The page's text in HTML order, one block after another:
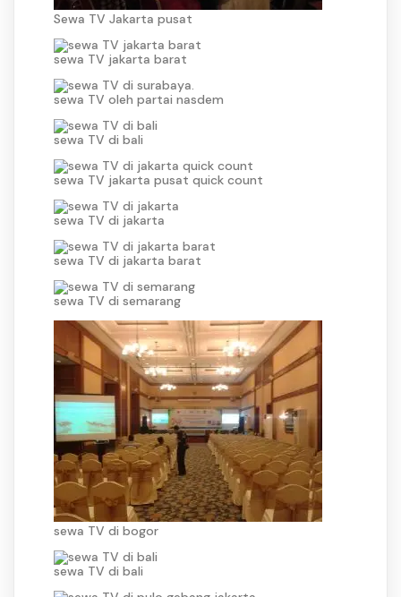
Sewa TV Jakarta pusat
sewa TV jakarta barat
sewa TV oleh partai nasdem
sewa TV di bali
sewa TV jakarta pusat quick count
sewa TV di jakarta
sewa TV di jakarta barat
sewa TV di semarang
sewa TV di bogor
sewa TV di bali